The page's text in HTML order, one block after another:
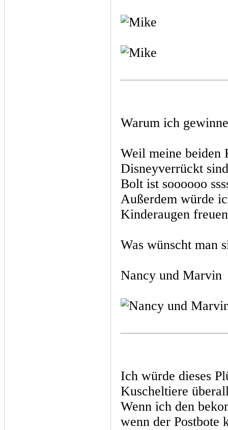
Warum ich
Weil meine
Disneyverrückt
Bolt ist soooooo
Außerdem würde
Kinderaugen
Was wünscht man
Nancy und Marvin
Ich würde dieses
Kuscheltiere
Wenn ich den
wenn der Postbote